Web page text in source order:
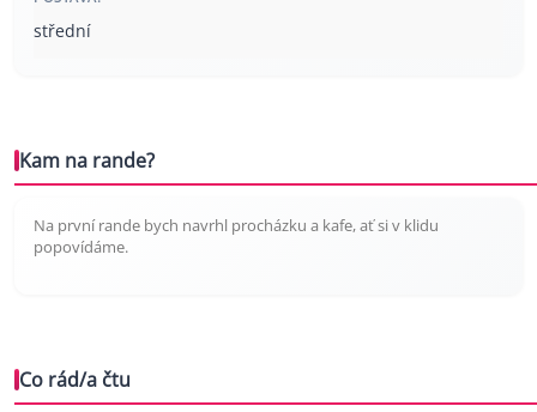
střední
Kam na rande?
Na první rande bych navrhl procházku a kafe, ať si v klidu
popovídáme.
Co rád/a čtu